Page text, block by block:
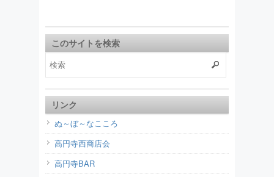
このサイトを検索
リンク
ぬ～ぼ～なこころ
高円寺西商店会
高円寺BAR